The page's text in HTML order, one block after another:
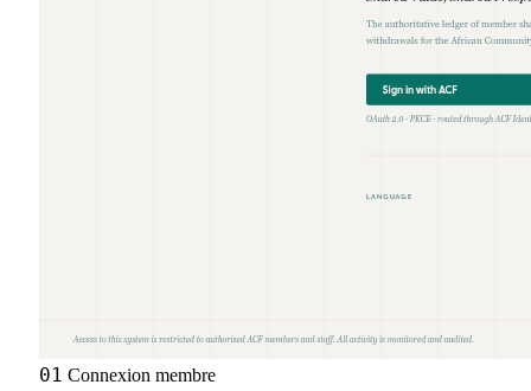
01 Connexion membre